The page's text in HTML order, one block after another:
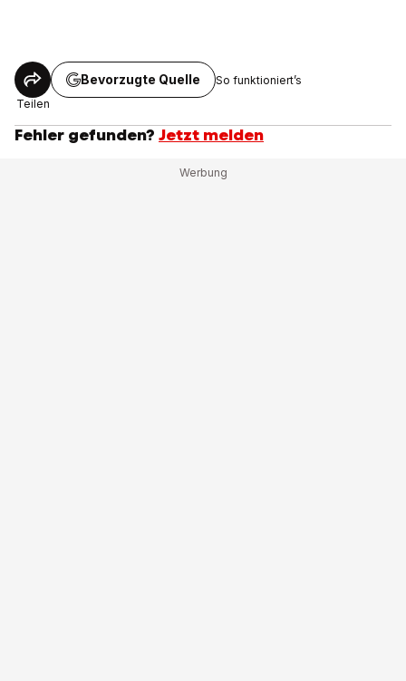
Teilen
Bevorzugte Quelle So funktioniert’s
Fehler gefunden? Jetzt melden